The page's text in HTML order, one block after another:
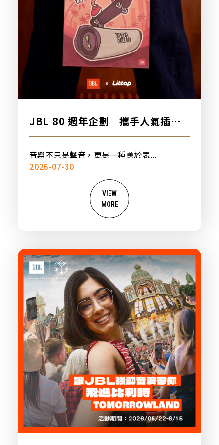
JBL 80 週年企劃｜攜手人氣插畫
品牌「日頭」，打造專屬聯名設計
音樂不只是聲音，更是一種勇於表...
2026-07-30
VIEW
MORE